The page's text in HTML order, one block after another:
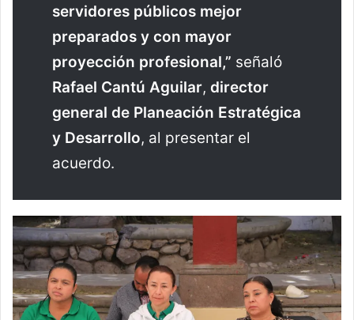
servidores públicos mejor
preparados y con mayor
proyección profesional,” señaló
Rafael Cantú Aguilar, director
general de Planeación Estratégica
y Desarrollo, al presentar el
acuerdo.